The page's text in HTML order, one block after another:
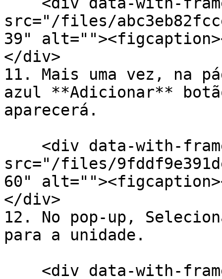
src="/files/
39"
</div>
11. Mais uma vez, na
azul **Adicionar**
aparecerá.
src="/files/
60"
</div>
12. No pop-up,
para a unidade.